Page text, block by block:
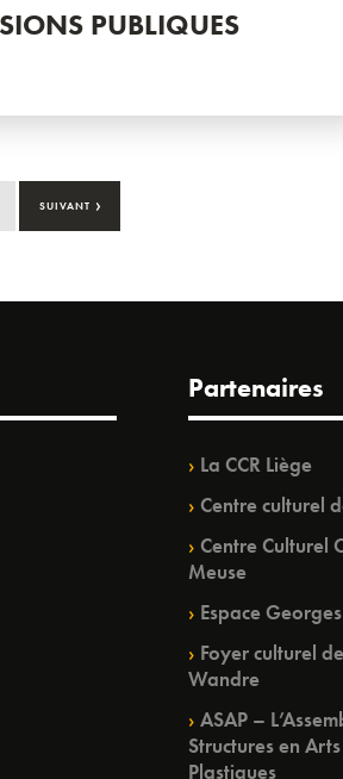
PUBLIQUES
SUIVANT ›
Partenaires
La CCR Liège
Centre culturel
Centre Culturel
Meuse
Espace
Foyer culturel
Wandre
ASAP –
Structures en Arts
Plastiques